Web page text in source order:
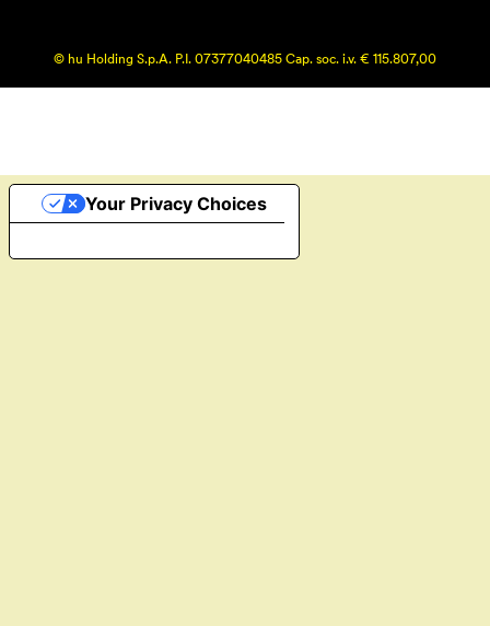
© hu Holding S.p.A. P.I. 07377040485 Cap. soc. i.v. € 115.807,00
Your Privacy Choices